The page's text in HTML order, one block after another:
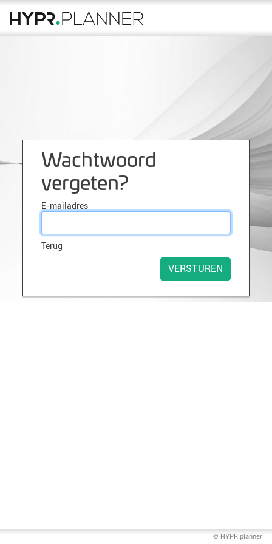
Wachtwoord
vergeten?
E-mailadres
Terug
© HYPR planner